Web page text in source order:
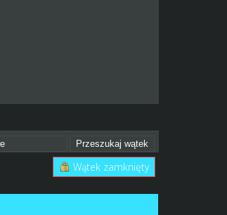
Wątek zamknięty